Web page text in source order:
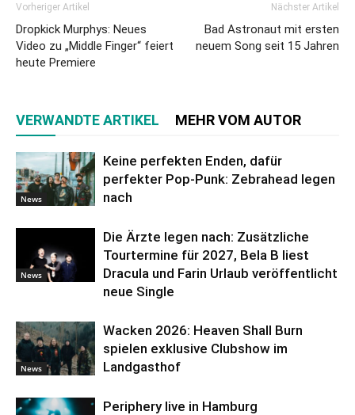
Vorheriger Artikel
Dropkick Murphys: Neues
Video zu „Middle Finger“ feiert
heute Premiere
Nächster Artikel
Bad Astronaut mit ersten
neuem Song seit 15 Jahren
VERWANDTE ARTIKEL MEHR VOM AUTOR
News
Keine perfekten Enden, dafür
perfekter Pop-Punk: Zebrahead legen
nach
News
Die Ärzte legen nach: Zusätzliche
Tourtermine für 2027, Bela B liest
Dracula und Farin Urlaub veröffentlicht
neue Single
News
Wacken 2026: Heaven Shall Burn
spielen exklusive Clubshow im
Landgasthof
Periphery live in Hamburg